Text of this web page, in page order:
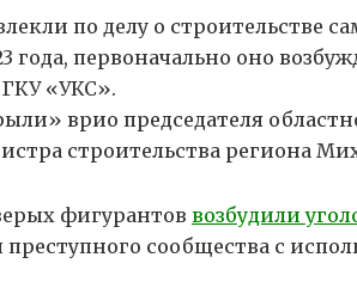
по делу о строительстве
года, первоначально оно
«УКС».
врио председателя
строительства региона
фигурантов возбудили
преступного сообщества с